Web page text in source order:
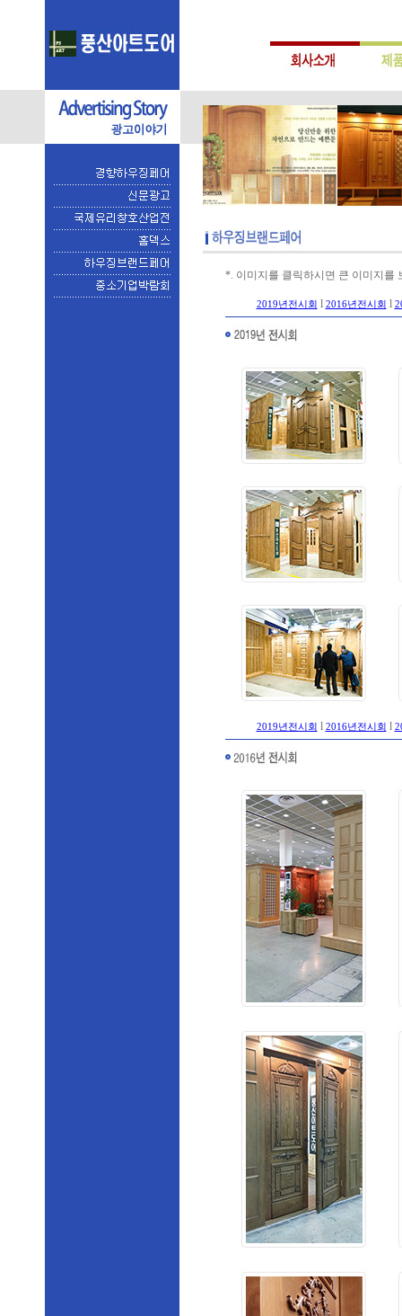
*. 이미지를 클릭하시면 큰 이미지를
2019년전시회 l 2016년전시회 l
2019년전시회 l 2016년전시회 l